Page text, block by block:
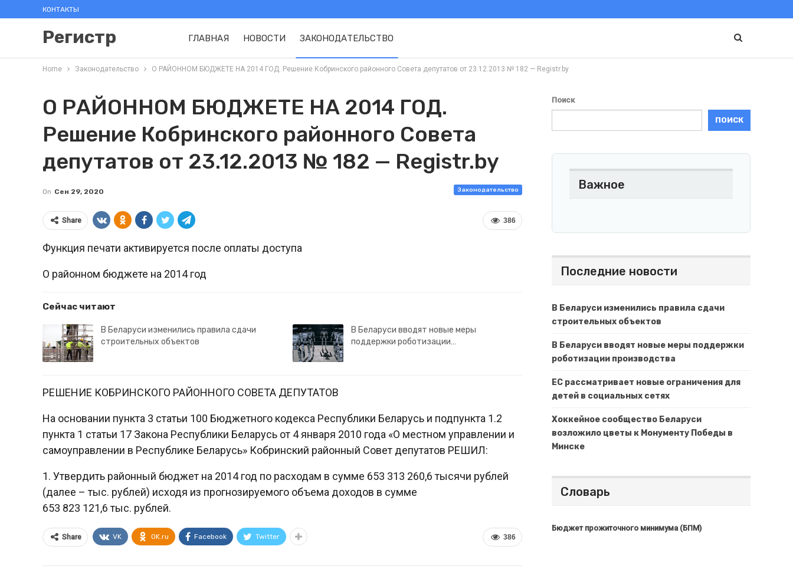
КОНТАКТЫ
Регистр ГЛАВНАЯ НОВОСТИ ЗАКОНОДАТЕЛЬСТВО
Home Законодательство О РАЙОННОМ БЮДЖЕТЕ НА 2014 ГОД. Решение Кобринского районного Совета депутатов от 23.12.2013 № 182 — Registr.by
О РАЙОННОМ БЮДЖЕТЕ НА 2014 ГОД.
Решение Кобринского районного Совета
депутатов от 23.12.2013 № 182 — Registr.by
Законодательство
On Сен 29, 2020
386
Share
Функция печати активируется после оплаты доступа
О районном бюджете на 2014 год
Сейчас читают
В Беларуси изменились правила сдачи
строительных объектов
В Беларуси вводят новые меры
поддержки роботизации…
РЕШЕНИЕ КОБРИНСКОГО РАЙОННОГО СОВЕТА ДЕПУТАТОВ
На основании пункта 3 статьи 100 Бюджетного кодекса Республики Беларусь и подпункта 1.2
пункта 1 статьи 17 Закона Республики Беларусь от 4 января 2010 года «О местном управлении и
самоуправлении в Республике Беларусь» Кобринский районный Совет депутатов РЕШИЛ:
1. Утвердить районный бюджет на 2014 год по расходам в сумме 653 313 260,6 тысячи рублей
(далее – тыс. рублей) исходя из прогнозируемого объема доходов в сумме
653 823 121,6 тыс. рублей.
386
Share VK OK.ru Facebook Twitter
Поиск
ПОИСК
Важное
Последние новости
В Беларуси изменились правила сдачи
строительных объектов
В Беларуси вводят новые меры поддержки
роботизации производства
ЕС рассматривает новые ограничения для
детей в социальных сетях
Хоккейное сообщество Беларуси
возложило цветы к Монументу Победы в
Минске
Словарь
Бюджет прожиточного минимума (БПМ)